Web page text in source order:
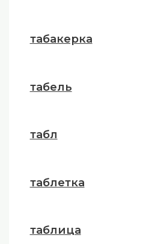
табакерка
табель
табл
таблетка
таблица